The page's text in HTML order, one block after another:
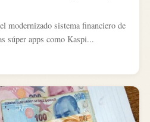
modernizado sistema financiero de
súper apps como Kaspi...